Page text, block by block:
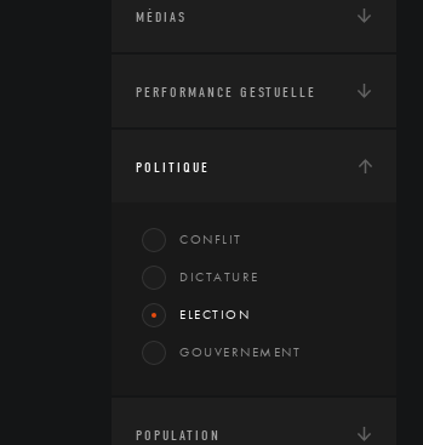
MÉDIAS
PERFORMANCE GESTUELLE
POLITIQUE
CONFLIT
DICTATURE
ELECTION
GOUVERNEMENT
POPULATION